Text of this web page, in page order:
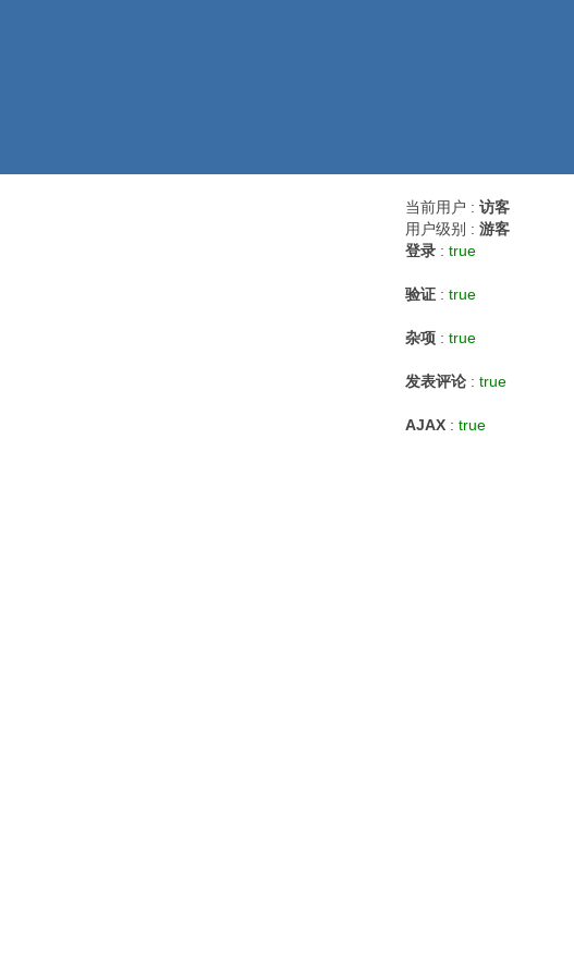
当前用户 : 访客
用户级别 : 游客
登录 : true
验证 : true
杂项 : true
发表评论 : true
AJAX : true